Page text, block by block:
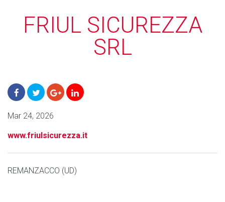
FRIUL SICUREZZA
SRL
Mar 24, 2026
www.friulsicurezza.it
REMANZACCO (UD)